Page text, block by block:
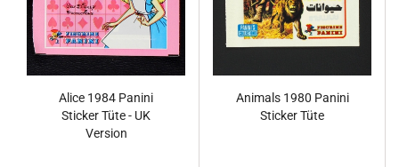
Alice 1984 Panini
Sticker Tüte - UK
Version
Animals 1980 Panini
Sticker Tüte